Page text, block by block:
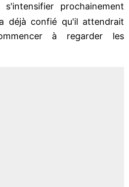
s'intensifier prochainement
déjà confié qu'il attendrait
à regarder les